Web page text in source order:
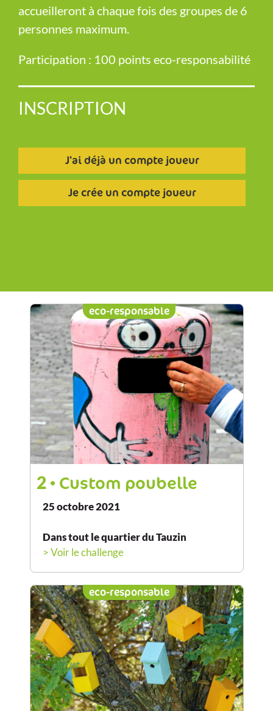
accueilleront à chaque fois des groupes de 6
personnes maximum.
Participation : 100 points eco-responsabilité
INSCRIPTION
J'ai déjà un compte joueur
Je crée un compte joueur
2• Custom poubelle
25 octobre 2021
Dans tout le quartier du Tauzin
> Voir le challenge
eco-responsable
eco-responsable